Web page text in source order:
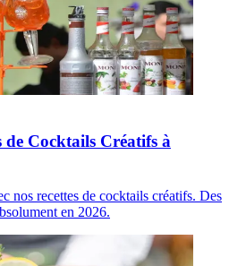
de Cocktails Créatifs à
nos recettes de cocktails créatifs. Des
en 2026.